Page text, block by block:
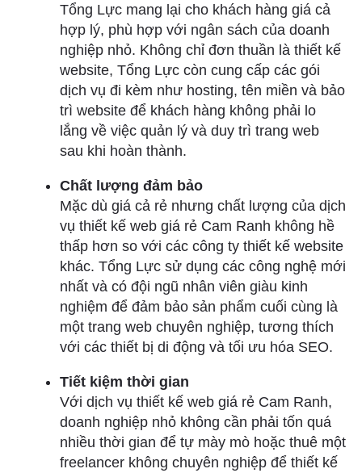
Tổng Lực mang lại cho khách hàng giá cả
hợp lý, phù hợp với ngân sách của doanh
nghiệp nhỏ. Không chỉ đơn thuần là thiết kế
website, Tổng Lực còn cung cấp các gói
dịch vụ đi kèm như hosting, tên miền và bảo
trì website để khách hàng không phải lo
lắng về việc quản lý và duy trì trang web
sau khi hoàn thành.
Chất lượng đảm bảo
Mặc dù giá cả rẻ nhưng chất lượng của dịch
vụ thiết kế web giá rẻ Cam Ranh không hề
thấp hơn so với các công ty thiết kế website
khác. Tổng Lực sử dụng các công nghệ mới
nhất và có đội ngũ nhân viên giàu kinh
nghiệm để đảm bảo sản phẩm cuối cùng là
một trang web chuyên nghiệp, tương thích
với các thiết bị di động và tối ưu hóa SEO.
Tiết kiệm thời gian
Với dịch vụ thiết kế web giá rẻ Cam Ranh,
doanh nghiệp nhỏ không cần phải tốn quá
nhiều thời gian để tự mày mò hoặc thuê một
freelancer không chuyên nghiệp để thiết kế